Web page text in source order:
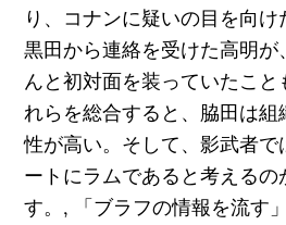
り、コナンに疑いの目を向け
黒田から連絡を受けた高明が
んと初対面を装っていたこと
れらを総合すると、脇田は
性が高い。そして、影武者で
ートにラムであると考えるの
す。, 「ブラフの情報を流す